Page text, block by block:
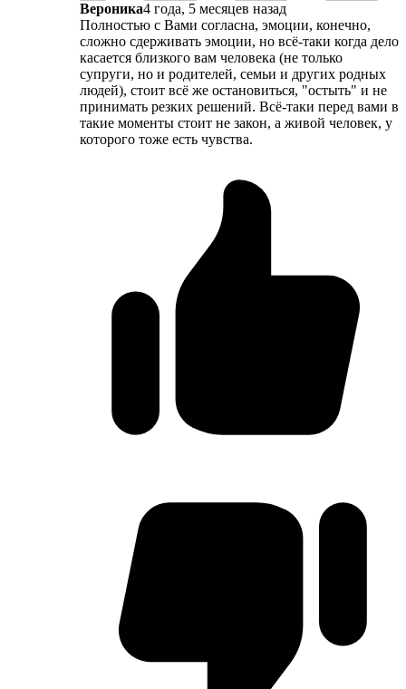
Вероника4 года, 5 месяцев назад
Полностью с Вами согласна, эмоции, конечно,
сложно сдерживать эмоции, но всё-таки когда дело
касается близкого вам человека (не только
супруги, но и родителей, семьи и других родных
людей), стоит всё же остановиться, "остыть" и не
принимать резких решений. Всё-таки перед вами в
такие моменты стоит не закон, а живой человек, у
которого тоже есть чувства.